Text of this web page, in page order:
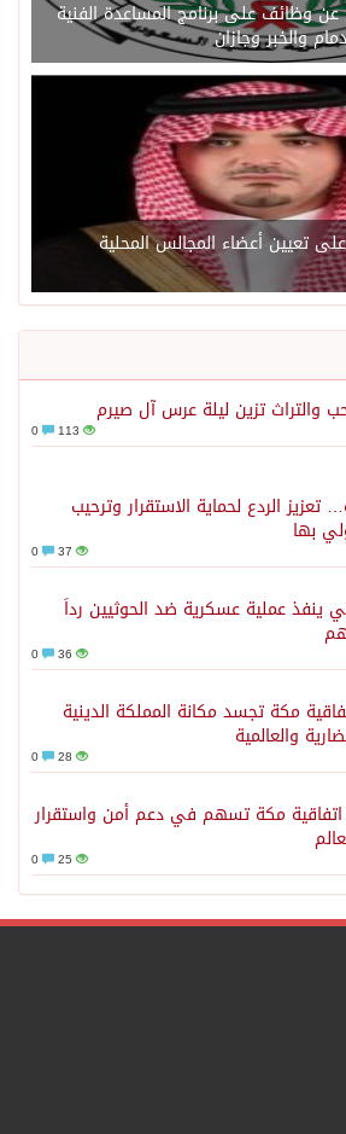
عن وظائف على برنامج المساعدة الفنية
والخبر وجازان
تعيين أعضاء المجالس المحلية
والتراث تزين ليلة عرس آل صيرم
113
تعزيز الردع لحماية الاستقرار وترحيب
بها
37
ينفذ عملية عسكرية ضد الحوثيين رداً
36
مكة تجسد مكانة المملكة الدينية
والعالمية
28
اتفاقية مكة تسهم في دعم أمن واستقرار
25